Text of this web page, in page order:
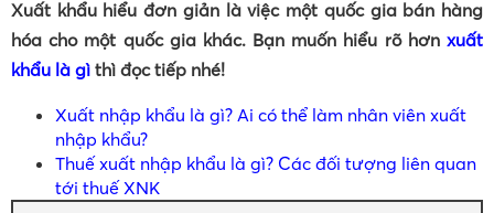
Xuất khẩu hiểu đơn giản là việc một quốc gia bán hàng
hóa cho một quốc gia khác. Bạn muốn hiểu rõ hơn xuất
khẩu là gì thì đọc tiếp nhé!
Xuất nhập khẩu là gì? Ai có thể làm nhân viên xuất
nhập khẩu?
Thuế xuất nhập khẩu là gì? Các đối tượng liên quan
tới thuế XNK